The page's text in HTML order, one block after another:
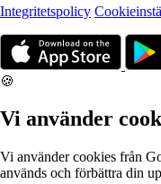
Integritetspolicy
🍪
Vi använder
Vi använder cookies från
används och förbättra din